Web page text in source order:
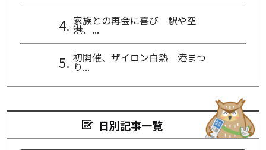
家族との再会に喜び 駅や空
港、...
初開催、ザイロン白熱 港まつ
り...
日別記事一覧